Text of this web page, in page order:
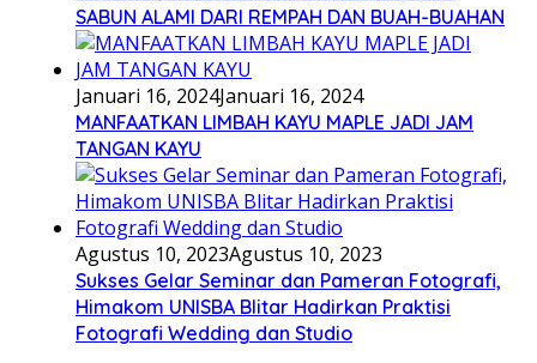
SABUN ALAMI DARI REMPAH DAN BUAH-BUAHAN
Januari 16, 2024Januari 16, 2024
MANFAATKAN LIMBAH KAYU MAPLE JADI JAM
TANGAN KAYU
Agustus 10, 2023Agustus 10, 2023
Sukses Gelar Seminar dan Pameran Fotografi,
Himakom UNISBA Blitar Hadirkan Praktisi
Fotografi Wedding dan Studio